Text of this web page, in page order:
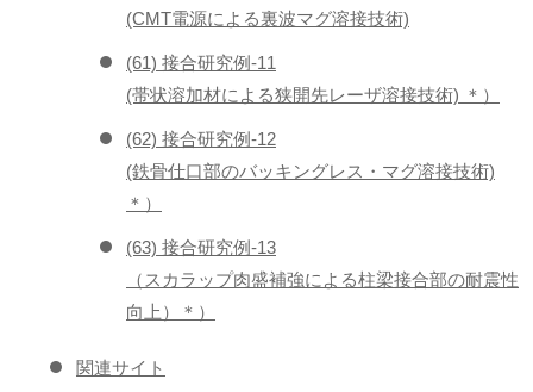
(CMT電源による裏波マグ溶接技術)
(61) 接合研究例-11
(帯状溶加材による狭開先レーザ溶接技術) ＊）
(62) 接合研究例-12
(鉄骨仕口部のバッキングレス・マグ溶接技術)
＊）
(63) 接合研究例-13
（スカラップ肉盛補強による柱梁接合部の耐震性
向上）＊）
関連サイト